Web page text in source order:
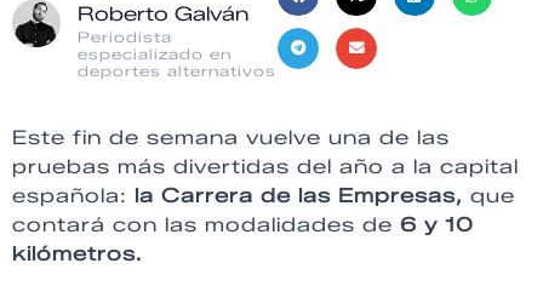
Roberto Galván
Periodista
especializado en
deportes alternativos
Este fin de semana vuelve una de las
pruebas más divertidas del año a la capital
española:
la Carrera de las Empresas, que
contará con las modalidades de 6 y 10
kilómetros.